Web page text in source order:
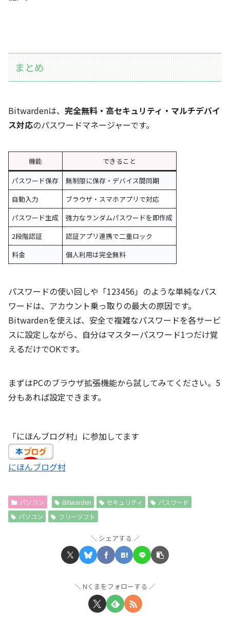
まとめ
Bitwardenは、 完全無料・高セキュリティ・マルチデバイ
ス対応のパスワードマネージャーです。
機能
できること
パスワード保存
無制限に保存・デバイス間同期
自動入力
ブラウザ・スマホアプリで対応
パスワード生成
強力なランダムパスワードを即作成
2段階認証
認証アプリ連携で二重ロック
料金
個人利用は完全無料
パスワードの使い回しや「123456」のような単純なパス
ワードは、アカウント乗っ取りの最大の原因です。
Bitwardenを使えば、安全で複雑なパスワードを各サービ
スに設定しながら、自分はマスターパスワード1つだけ覚
えるだけでOKです。
まずはPCのブラウザ拡張機能から試してみてください。5
分もあれば設定できます。
「にほんブログ村」に参加してます
にほんブログ村
パソコン Bitwarden セキュリティ
パスワード
パソコン
フリーソフト
シェアする
Nくまをフォローする